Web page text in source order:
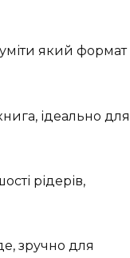
який формат
ідеально для
рідерів,
зручно для